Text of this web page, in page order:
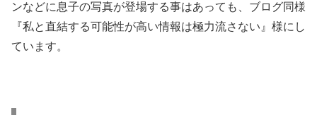
ンなどに息子の写真が登場する事はあっても、ブログ同様
『私と直結する可能性が高い情報は極力流さない』様にし
ています。